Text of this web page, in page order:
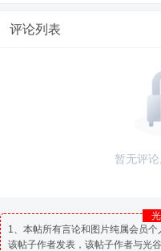
评论列表
暂无评论
1、本帖所有言论和图片纯属会员
该帖子作者发表，该帖子作者与光